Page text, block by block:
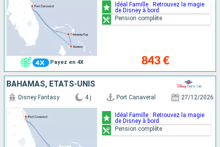
Payez en 4X 843 €
Idéal Famille : Retrouvez la magie
de Disney à bord
Pension complète
BAHAMAS, ÉTATS-UNIS
Disney Fantasy 4 j Port Canaveral 27/12/2026
Idéal Famille : Retrouvez la magie
de Disney à bord
Pension complète